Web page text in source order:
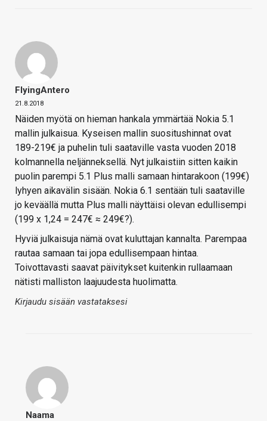
FlyingAntero
21.8.2018
Näiden myötä on hieman hankala ymmärtää Nokia 5.1
mallin julkaisua. Kyseisen mallin suositushinnat ovat
189-219€ ja puhelin tuli saataville vasta vuoden 2018
kolmannella neljänneksellä. Nyt julkaistiin sitten kaikin
puolin parempi 5.1 Plus malli samaan hintarakoon (199€)
lyhyen aikavälin sisään. Nokia 6.1 sentään tuli saataville
jo keväällä mutta Plus malli näyttäisi olevan edullisempi
(199 x 1,24 = 247€ ≈ 249€?).
Hyviä julkaisuja nämä ovat kuluttajan kannalta. Parempaa
rautaa samaan tai jopa edullisempaan hintaa.
Toivottavasti saavat päivitykset kuitenkin rullaamaan
nätisti malliston laajuudesta huolimatta.
Kirjaudu sisään vastataksesi
Naama